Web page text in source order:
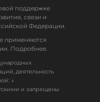
поддержке
связи и
Федерации.
применяются
Подробнее.
деятельность
↓
и запрещены